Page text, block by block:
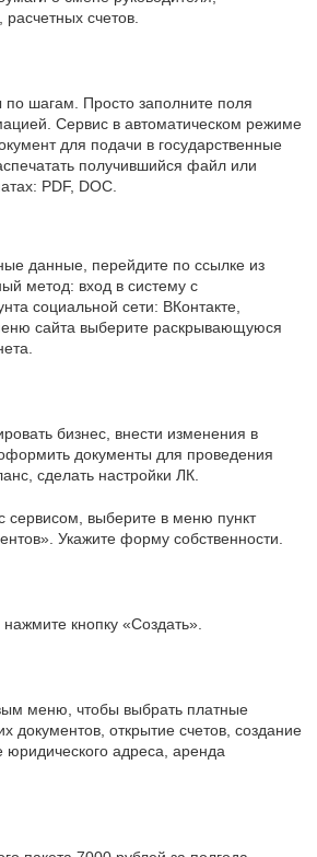
счетов.
по шагам. Просто заполните поля
Сервис в автоматическом режиме
для подачи в государственные
получившийся файл или
PDF, DOC.
данные, перейдите по ссылке из
метод: вход в систему с
социальной сети: ВКонтакте,
сайта выберите раскрывающуюся
бизнес, внести изменения в
документы для проведения
сделать настройки ЛК.
сервисом, выберите в меню пункт
Укажите форму собственности.
кнопку «Создать».
меню, чтобы выбрать платные
документов, открытие счетов, создание
юридического адреса, аренда